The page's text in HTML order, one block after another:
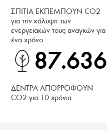
ΣΠΙΤΙΑ ΕΚΠΕΜΠΟΥΝ CO2
για την κάλυψη των
ενεργειακών τους αναγκών για
ένα χρόνο
87.636
ΔΕΝΤΡΑ ΑΠΟΡΡΟΦΟΥΝ
CO2 για 10 χρόνια